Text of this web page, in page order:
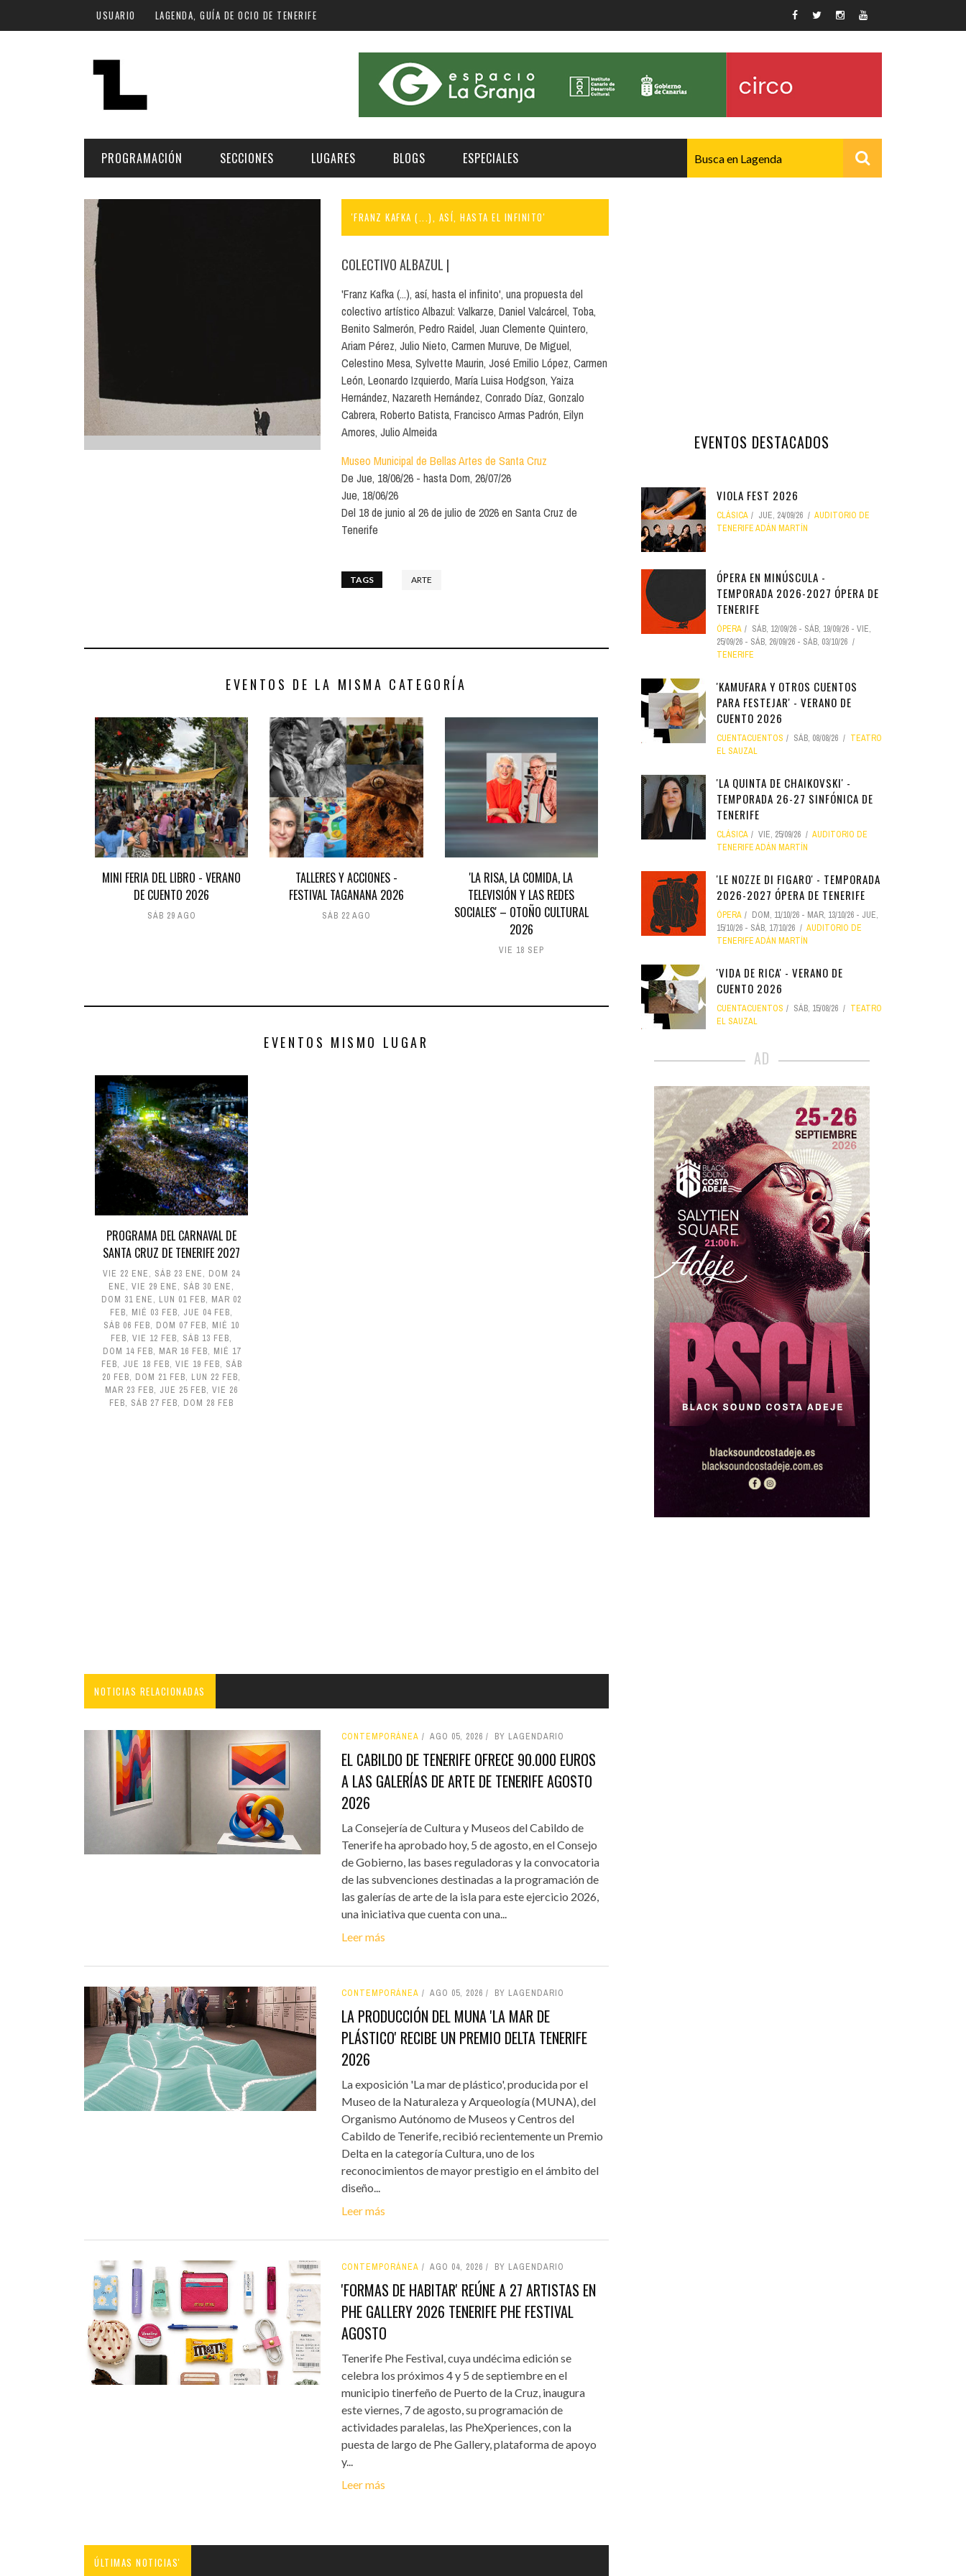
Pasar al contenido principal
USUARIO LAGENDA, GUÍA DE OCIO DE TENERIFE
PROGRAMACIÓN
Norte
Santa Cruz | La Laguna
Islas
Deporte y Naturaleza
Gastro
Infantil
Música
Escénicas
SECCIONES LUGARES
ARTE | MUSEOS
LOCALES CON ACTUACIONES
COMERCIO
GASTRO
FORMATIVO
BLOGS ESPECIALES
FESTIVAL BOREAL 2026
XXVII VERANO DE CUENTO
'FRANZ KAFKA (...), ASÍ, HASTA EL INFINITO'
COLECTIVO ALBAZUL |
'Franz Kafka (...), así, hasta el infinito', una propuesta del
colectivo artístico Albazul: Valkarze, Daniel Valcárcel, Toba,
Benito Salmerón, Pedro Raidel, Juan Clemente Quintero,
Ariam Pérez, Julio Nieto, Carmen Muruve, De Miguel,
Celestino Mesa, Sylvette Maurin, José Emilio López, Carmen
León, Leonardo Izquierdo, María Luisa Hodgson, Yaiza
Hernández, Nazareth Hernández, Conrado Díaz, Gonzalo
Cabrera, Roberto Batista, Francisco Armas Padrón, Eilyn
Amores, Julio Almeida
Museo Municipal de Bellas Artes de Santa Cruz
De Jue, 18/06/26 hastaDom, 26/07/26
Jue, 18/06/26
Del 18 de junio al 26 de julio de 2026 en Santa Cruz de
Tenerife
TAGS ARTE
EVENTOS DE LA MISMA CATEGORÍA
MINI FERIA DEL LIBRO - VERANO
DE CUENTO 2026
SÁB 29 AGO
TALLERES Y ACCIONES -
FESTIVAL TAGANANA 2026
SÁB 22 AGO
'LA RISA, LA COMIDA, LA
TELEVISIÓN Y LAS REDES
SOCIALES' – OTOÑO CULTURAL
2026
VIE 18 SEP
EVENTOS MISMO LUGAR
PROGRAMA DEL CARNAVAL DE
SANTA CRUZ DE TENERIFE 2027
VIE 22 ENE, SÁB 23 ENE, DOM 24
ENE,VIE 29 ENE, SÁB 30 ENE,
DOM 31 ENE, LUN 01 FEB, MAR 02
FEB, MIÉ 03 FEB, JUE 04 FEB,
SÁB 06 FEB, DOM 07 FEB, MIÉ 10
FEB,VIE 12 FEB, SÁB 13 FEB,
DOM 14 FEB, MAR 16 FEB, MIÉ 17
FEB, JUE 18 FEB, VIE 19 FEB, SÁB
20 FEB, DOM 21 FEB, LUN 22 FEB,
MAR 23 FEB, JUE 25 FEB,VIE 26
FEB, SÁB 27 FEB, DOM 28 FEB
NOTICIAS RELACIONADAS
CONTEMPORÁNEA AGO 05, 2026 BY LAGENDARIO
EL CABILDO DE TENERIFE OFRECE 90.000 EUROS
A LAS GALERÍAS DE ARTE DE TENERIFE AGOSTO
2026
La Consejería de Cultura y Museos del Cabildo de
Tenerife ha aprobado hoy, 5 de agosto, en el Consejo
de Gobierno, las bases reguladoras y la convocatoria
de las subvenciones destinadas a la programación de
las galerías de arte de la isla para este ejercicio 2026,
una iniciativa que cuenta con una...
Leer más
CONTEMPORÁNEA AGO 05, 2026 BY LAGENDARIO
LA PRODUCCIÓN DEL MUNA 'LA MAR DE
PLÁSTICO' RECIBE UN PREMIO DELTA TENERIFE
2026
La exposición 'La mar de plástico', producida por el
Museo de la Naturaleza y Arqueología (MUNA), del
Organismo Autónomo de Museos y Centros del
Cabildo de Tenerife, recibió recientemente un Premio
Delta en la categoría Cultura, uno de los
reconocimientos de mayor prestigio en el ámbito del
diseño...
Leer más
CONTEMPORÁNEA AGO 04, 2026 BY LAGENDARIO
'FORMAS DE HABITAR' REÚNE A 27 ARTISTAS EN
PHE GALLERY 2026 TENERIFE PHE FESTIVAL
AGOSTO
Tenerife Phe Festival, cuya undécima edición se
celebra los próximos 4 y 5 de septiembre en el
municipio tinerfeño de Puerto de la Cruz, inaugura
este viernes, 7 de agosto, su programación de
actividades paralelas, las PheXperiences, con la
puesta de largo de Phe Gallery, plataforma de apoyo
y...
Leer más
ÚLTIMAS NOTICIAS'
EVENTOS DESTACADOS
VIOLA FEST 2026
CLÁSICA JUE, 24/09/26
AUDITORIO DE
TENERIFE ADÁN MARTÍN
ÓPERA EN MINÚSCULA -
TEMPORADA 2026-2027 ÓPERA DE
TENERIFE
ÓPERA SÁB, 12/09/26 - SÁB, 19/09/26 - VIE,
25/09/26 - SÁB, 26/09/26 - SÁB, 03/10/26
TENERIFE
'KAMUFARA Y OTROS CUENTOS
PARA FESTEJAR' - VERANO DE
CUENTO 2026
CUENTACUENTOS SÁB, 08/08/26
TEATRO
EL SAUZAL
'LA QUINTA DE CHAIKOVSKI' -
TEMPORADA 26-27 SINFÓNICA DE
TENERIFE
CLÁSICA VIE, 25/09/26
AUDITORIO DE
TENERIFE ADÁN MARTÍN
'LE NOZZE DI FIGARO' - TEMPORADA
2026-2027 ÓPERA DE TENERIFE
ÓPERA DOM, 11/10/26 - MAR, 13/10/26 - JUE,
15/10/26 - SÁB, 17/10/26
AUDITORIO DE
TENERIFE ADÁN MARTÍN
'VIDA DE RICA' - VERANO DE
CUENTO 2026
CUENTACUENTOS SÁB, 15/08/26
TEATRO
EL SAUZAL
AD